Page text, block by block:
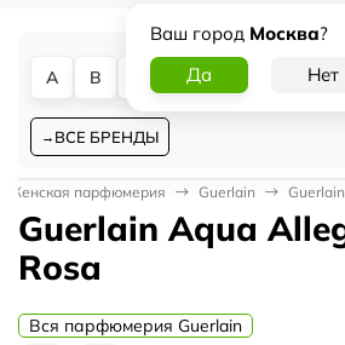
Ваш город Москва?
A B D G
ВСЕ БРЕНДЫ
Женская парфюмерия Guerlain
Guerlain Aqua
Rosa
Вся парфюмерия Guerlain